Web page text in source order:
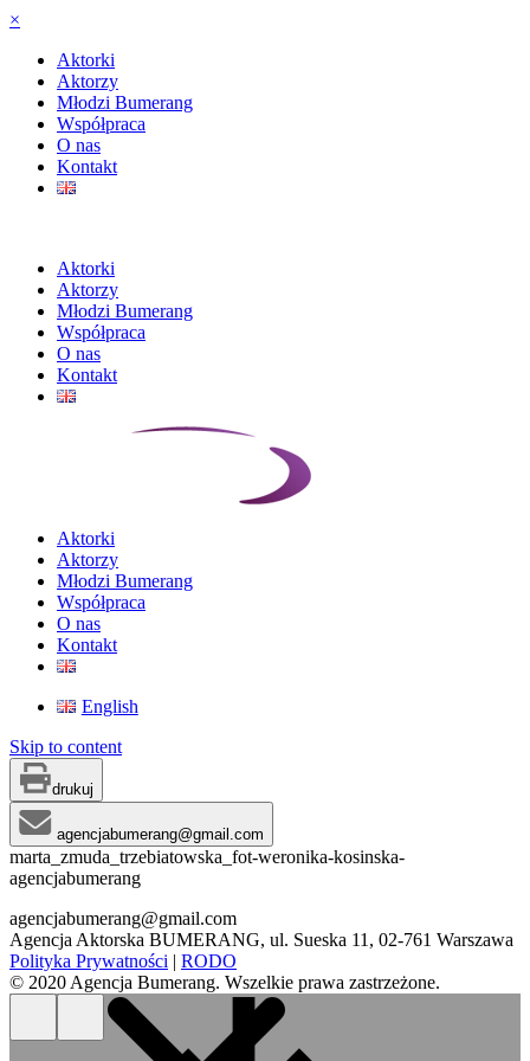
×
Aktorki
Aktorzy
Młodzi Bumerang
Współpraca
O nas
Kontakt
Aktorki
Aktorzy
Młodzi Bumerang
Współpraca
O nas
Kontakt
Aktorki
Aktorzy
Młodzi Bumerang
Współpraca
O nas
Kontakt
English
Skip to content
drukuj
agencjabumerang@gmail.com
marta_zmuda_trzebiatowska_fot-weronika-kosinska-
agencjabumerang
agencjabumerang@gmail.com
Agencja Aktorska BUMERANG, ul. Sueska 11, 02-761 Warszawa
Polityka Prywatności | RODO
© 2020 Agencja Bumerang. Wszelkie prawa zastrzeżone.